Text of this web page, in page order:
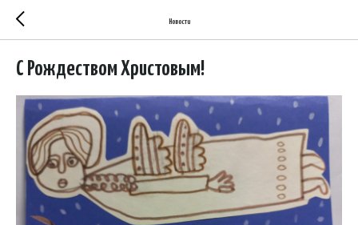
Новости
С Рождеством Христовым!